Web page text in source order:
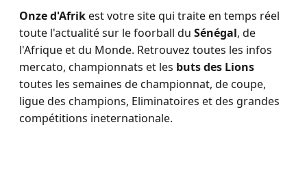
Onze d'Afrikest votre site qui traite en temps réel
toute l'actualité sur le foorball du Sénégal, de
l'Afrique et du Monde. Retrouvez toutes les infos
mercato, championnats et les buts des Lions
toutes les semaines de championnat, de coupe,
ligue des champions, Eliminatoires et des grandes
compétitions ineternationale.